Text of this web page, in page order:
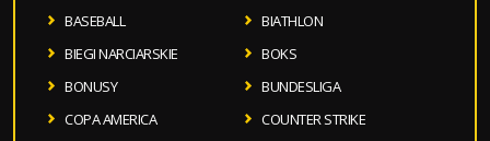
BASEBALL
BIATHLON
BIEGI NARCIARSKIE
BOKS
BONUSY
BUNDESLIGA
COPA AMERICA
COUNTER STRIKE